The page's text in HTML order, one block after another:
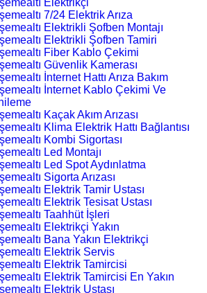
Elektrikçi
7/24 Elektrik Arıza
Elektrikli Şofben Montajı
Elektrikli Şofben Tamiri
Fiber Kablo Çekimi
Güvenlik Kamerası
İnternet Hattı Arıza Bakım
İnternet Kablo Çekimi Ve
Kaçak Akım Arızası
Klima Elektrik Hattı Bağlantısı
Kombi Sigortası
Led Montajı
Led Spot Aydınlatma
Sigorta Arızası
Elektrik Tamir Ustası
Elektrik Tesisat Ustası
Taahhüt İşleri
Elektrikçi Yakın
Bana Yakın Elektrikçi
Elektrik Servis
Elektrik Tamircisi
Elektrik Tamircisi En Yakın
Elektrik Ustası